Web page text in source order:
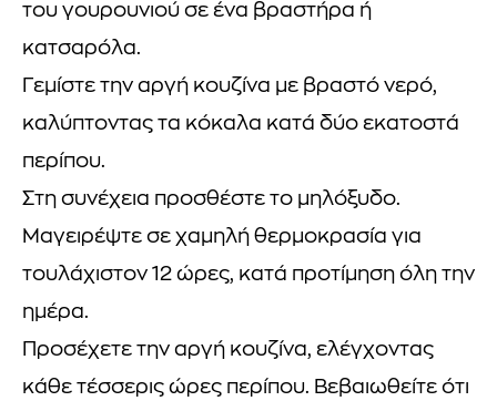
του γουρουνιού σε ένα βραστήρα ή
κατσαρόλα.
Γεμίστε την αργή κουζίνα με βραστό νερό,
καλύπτοντας τα κόκαλα κατά δύο εκατοστά
περίπου.
Στη συνέχεια προσθέστε το μηλόξυδο.
Μαγειρέψτε σε χαμηλή θερμοκρασία για
τουλάχιστον 12 ώρες, κατά προτίμηση όλη την
ημέρα.
Προσέχετε την αργή κουζίνα, ελέγχοντας
κάθε τέσσερις ώρες περίπου. Βεβαιωθείτε ότι